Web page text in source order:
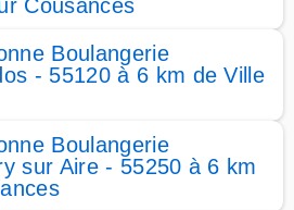
Cousances
Boulangerie
- 55120 à 6 km de Ville
Boulangerie
sur Aire - 55250 à 6 km